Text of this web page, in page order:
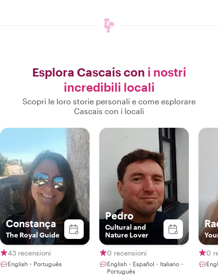
Esplora Cascais con i nostri
incredibili locali
Scopri le loro storie personali e come esplorare
Cascais con i locali
Constança
The Royal Guide
43 recensioni
English・Português
Pedro
Cultural and
Nature Lover
0 recensioni
English・Español・Italiano・
Português
0